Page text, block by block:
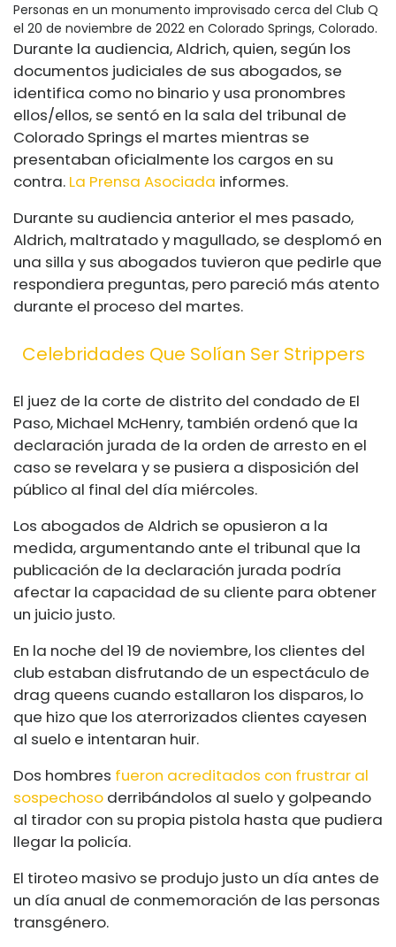
Personas en un monumento improvisado cerca del Club Q
el 20 de noviembre de 2022 en Colorado Springs, Colorado.
Durante la audiencia, Aldrich, quien, según los
documentos judiciales de sus abogados, se
identifica como no binario y usa pronombres
ellos/ellos, se sentó en la sala del tribunal de
Colorado Springs el martes mientras se
presentaban oficialmente los cargos en su
contra. La Prensa Asociada informes.
Durante su audiencia anterior el mes pasado,
Aldrich, maltratado y magullado, se desplomó en
una silla y sus abogados tuvieron que pedirle que
respondiera preguntas, pero pareció más atento
durante el proceso del martes.
Celebridades Que Solían Ser Strippers
El juez de la corte de distrito del condado de El
Paso, Michael McHenry, también ordenó que la
declaración jurada de la orden de arresto en el
caso se revelara y se pusiera a disposición del
público al final del día miércoles.
Los abogados de Aldrich se opusieron a la
medida, argumentando ante el tribunal que la
publicación de la declaración jurada podría
afectar la capacidad de su cliente para obtener
un juicio justo.
En la noche del 19 de noviembre, los clientes del
club estaban disfrutando de un espectáculo de
drag queens cuando estallaron los disparos, lo
que hizo que los aterrorizados clientes cayesen
al suelo e intentaran huir.
Dos hombres fueron acreditados con frustrar al
sospechoso derribándolos al suelo y golpeando
al tirador con su propia pistola hasta que pudiera
llegar la policía.
El tiroteo masivo se produjo justo un día antes de
un día anual de conmemoración de las personas
transgénero.